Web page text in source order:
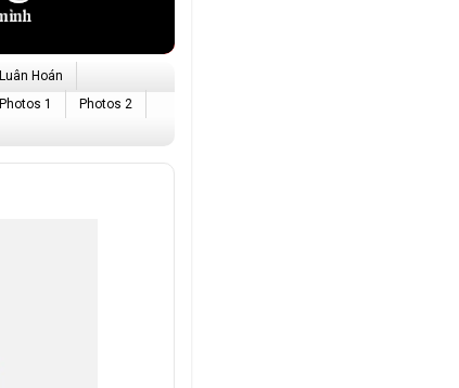
Luân Hoán
Photos 1
Photos 2